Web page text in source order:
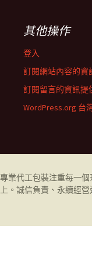
其他操作
登入
訂閱網站內容的資
訂閱留言的資訊提
WordPress.org 台
專業代工包裝注重每一
上。誠信負責、永續經營